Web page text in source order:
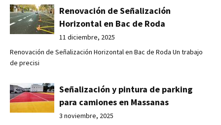
Renovación de Señalización
Horizontal en Bac de Roda
11 diciembre, 2025
Renovación de Señalización Horizontal en Bac de Roda Un trabajo
de precisi
Señalización y pintura de parking
para camiones en Massanas
3 noviembre, 2025